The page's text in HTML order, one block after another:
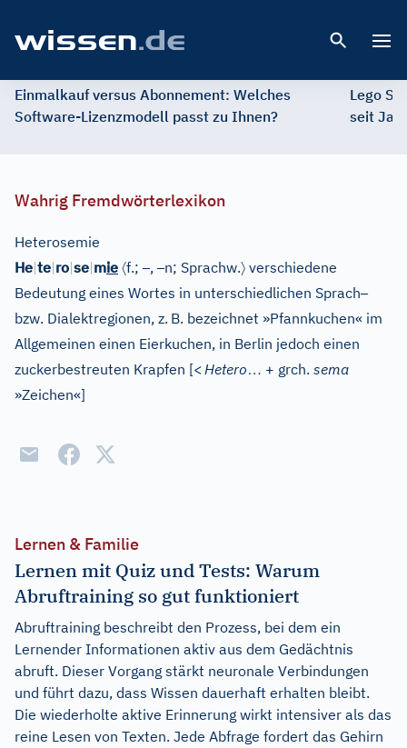
Einmalkauf versus Abonnement: Welches
Software-Lizenzmodell passt zu Ihnen?
Lego
seit
Wahrig Fremdwörterlexikon
Heterosemie
He|te|ro|se|mie 〈f.;–,–n; Sprachw.〉 verschiedene
Bedeutung eines Wortes in unterschiedlichen Sprach–
bzw. Dialektregionen, z. B. bezeichnet »Pfannkuchen« im
Allgemeinen einen Eierkuchen, in Berlin jedoch einen
zuckerbestreuten Krapfen [<Hetero… + grch. sema
»Zeichen«]
Lernen & Familie
Lernen mit Quiz und Tests: Warum
Abruftraining so gut funktioniert
Abruftraining beschreibt den Prozess, bei dem ein
Lernender Informationen aktiv aus dem Gedächtnis
abruft. Dieser Vorgang stärkt neuronale Verbindungen
und führt dazu, dass Wissen dauerhaft erhalten bleibt.
Die wiederholte aktive Erinnerung wirkt intensiver als das
reine Lesen von Texten. Jede Abfrage fordert das Gehirn